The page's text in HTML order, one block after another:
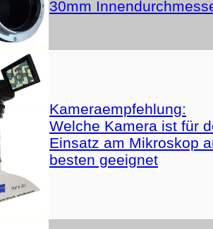
30mm
Kameraempfehlung:
Welche Kamera ist für
Einsatz am Mikroskop
besten geeignet